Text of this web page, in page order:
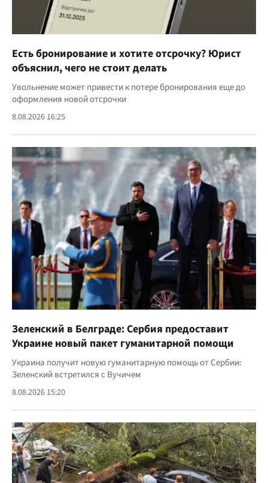
Есть бронирование и хотите отсрочку? Юрист
объяснил, чего не стоит делать
Увольнение может привести к потере бронирования еще до
оформления новой отсрочки
8.08.2026 16:25
Зеленский в Белграде: Сербия предоставит
Украине новый пакет гуманитарной помощи
Украина получит новую гуманитарную помощь от Сербии:
Зеленский встретился с Вучичем
8.08.2026 15:20